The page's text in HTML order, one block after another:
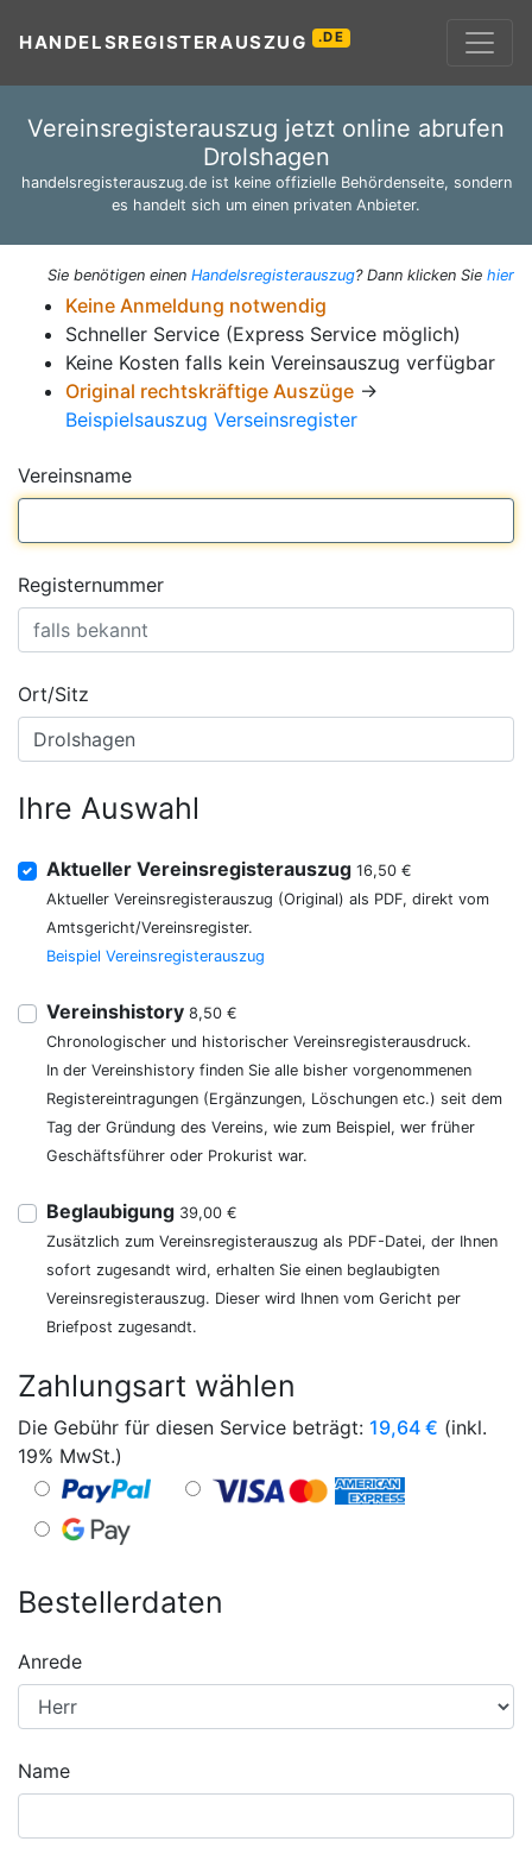
HANDELSREGISTERAUSZUG .DE
Vereinsregisterauszug jetzt online abrufen
Drolshagen
handelsregisterauszug.de ist keine offizielle Behördenseite, sondern
es handelt sich um einen privaten Anbieter.
Sie benötigen einen Handelsregisterauszug? Dann klicken Sie hier
Keine Anmeldung notwendig
Schneller Service (Express Service möglich)
Keine Kosten falls kein Vereinsauszug verfügbar
Original rechtskräftige Auszüge →
Beispielsauszug Verseinsregister
Vereinsname
Registernummer
Ort/Sitz
Ihre Auswahl
Aktueller Vereinsregisterauszug 16,50 €
Aktueller Vereinsregisterauszug (Original) als PDF, direkt vom
Amtsgericht/Vereinsregister.
Beispiel Vereinsregisterauszug
Vereinshistory 8,50 €
Chronologischer und historischer Vereinsregisterausdruck.
In der Vereinshistory finden Sie alle bisher vorgenommenen
Registereintragungen (Ergänzungen, Löschungen etc.) seit dem
Tag der Gründung des Vereins, wie zum Beispiel, wer früher
Geschäftsführer oder Prokurist war.
Beglaubigung 39,00 €
Zusätzlich zum Vereinsregisterauszug als PDF-Datei, der Ihnen
sofort zugesandt wird, erhalten Sie einen beglaubigten
Vereinsregisterauszug. Dieser wird Ihnen vom Gericht per
Briefpost zugesandt.
Zahlungsart wählen
Die Gebühr für diesen Service beträgt: 19,64 € (inkl.
19% MwSt.)
Bestellerdaten
Anrede
Name